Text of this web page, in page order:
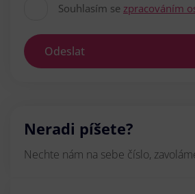
Souhlasím se zpracováním
Odeslat
Neradi píšete?
Nechte nám na sebe číslo,